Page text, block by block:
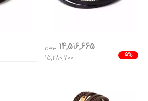
5%
14,516,665 تومان
15,280,700